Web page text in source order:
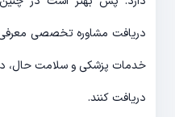
دریافت مشاوره تخصصی معرفی
خدمات پزشکی و سلامت حال،
دریافت کنند.